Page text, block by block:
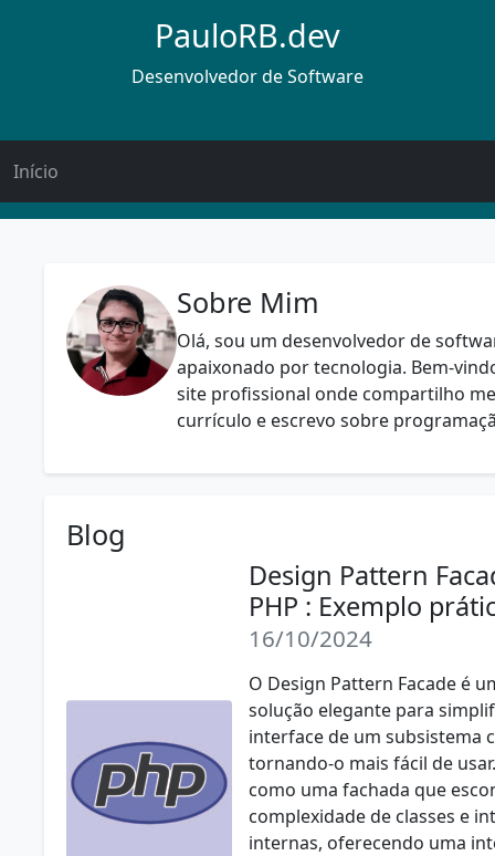
PauloRB.dev
Desenvolvedor de Software
Início
Sobre Mim
Olá, sou um desenvolvedor de
apaixonado por tecnologia. Bem-
site profissional onde compartilho
currículo e escrevo sobre
Blog
Design Pattern
PHP : Exemplo
16/10/2024
O Design Pattern Facade é
solução elegante para
interface de um subsistema
tornando-o mais fácil de
como uma fachada que
complexidade de classes e
internas, oferecendo uma